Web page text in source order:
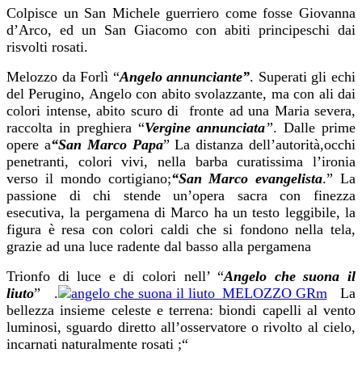
Colpisce un San Michele guerriero come fosse Giovanna
d’Arco, ed un San Giacomo con abiti principeschi dai
risvolti rosati.
Melozzo da Forlì “Angelo annunciante”. Superati gli echi
del Perugino, Angelo con abito svolazzante, ma con ali dai
colori intense, abito scuro di fronte ad una Maria severa,
raccolta in preghiera “Vergine annunciata”. Dalle prime
opere a“San Marco Papa” La distanza dell’autorità,occhi
penetranti, colori vivi, nella barba curatissima l’ironia
verso il mondo cortigiano;“San Marco evangelista.” La
passione di chi stende un’opera sacra con finezza
esecutiva, la pergamena di Marco ha un testo leggibile, la
figura è resa con colori caldi che si fondono nella tela,
grazie ad una luce radente dal basso alla pergamena
Trionfo di luce e di colori nell’ “Angelo che suona il
liuto” .
La
bellezza insieme celeste e terrena: biondi capelli al vento
luminosi, sguardo diretto all’osservatore o rivolto al cielo,
incarnati naturalmente rosati ;“